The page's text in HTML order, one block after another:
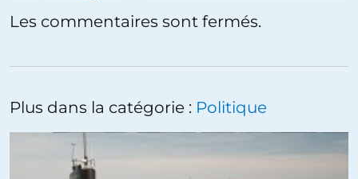
JEAN PHILIPPE REUTER//15.06.2020 à 18h57
vous avez raison .je préfère la lucidité de gramsci a ce discours
defaitiste et d ailleurs non signé!!!ce qui en dit long sur son
auteur!
Les commentaires sont fermés.
Plus dans la catégorie : Politique